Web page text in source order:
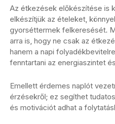
Az étkezések előkészítése is
elkészítjük az ételeket,
gyorséttermek felkeresését.
arra is, hogy ne csak az
hanem a napi
fenntartani az energiaszintet
Emellett érdemes naplót
érzésekről; ez segíthet
és motivációt adhat a